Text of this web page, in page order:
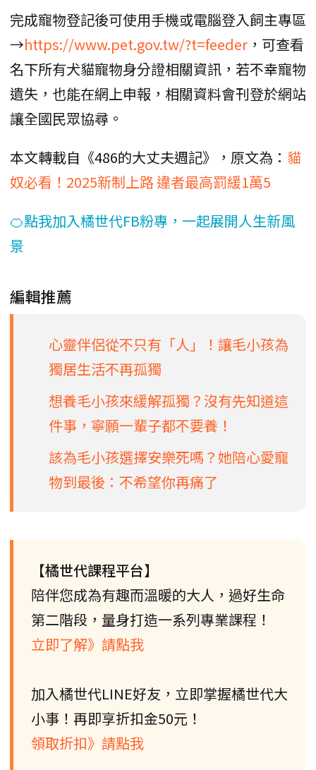
完成寵物登記後可使用手機或電腦登入飼主專區
→https://www.pet.gov.tw/?t=feeder ，可查看
名下所有犬貓寵物身分證相關資訊，若不幸寵物
遺失，也能在網上申報，相關資料會刊登於網站
讓全國民眾協尋。
本文轉載自《486的大丈夫週記》，原文為： 貓
奴必看！2025新制上路 違者最高罰緩1萬5
🍊點我加入橘世代FB粉專，一起展開人生新風
景
編輯推薦
心靈伴侶從不只有「人」！讓毛小孩為
獨居生活不再孤獨
想養毛小孩來緩解孤獨？沒有先知道這
件事，寧願一輩子都不要養！
該為毛小孩選擇安樂死嗎？她陪心愛寵
物到最後：不希望你再痛了
【橘世代課程平台】
陪伴您成為有趣而溫暖的大人，過好生命
第二階段，量身打造一系列專業課程！
立即了解》請點我
加入橘世代LINE好友，立即掌握橘世代大
小事！再即享折扣金50元！
領取折扣》請點我